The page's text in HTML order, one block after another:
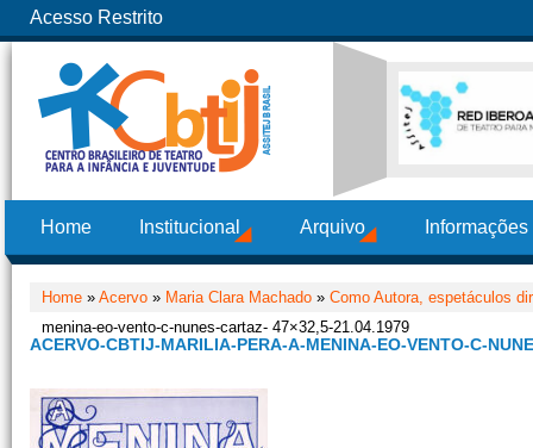
Acesso Restrito
Home Institucional Arquivo
Home » Acervo » Maria Clara Machado » Como Autora, espetáculos
menina-eo-vento-c-nunes-cartaz- 47×32,5-21.04.1979
ACERVO-CBTIJ-MARILIA-PERA-A-MENINA-EO-VENTO-C-